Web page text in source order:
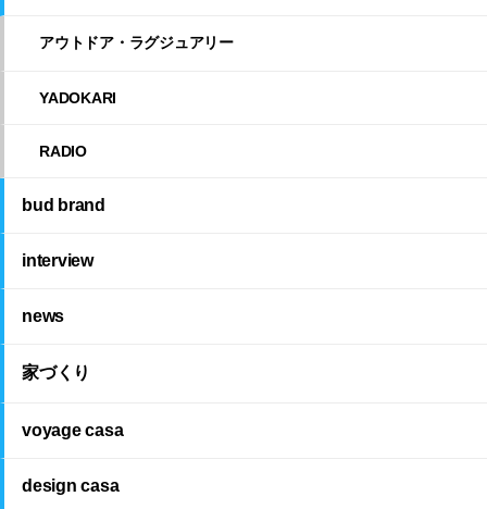
アウトドア・ラグジュアリー
YADOKARI
RADIO
bud brand
interview
news
家づくり
voyage casa
design casa